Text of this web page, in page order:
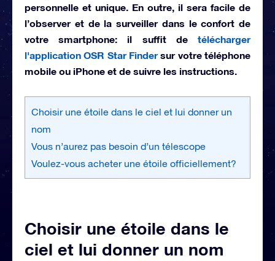
personnelle et unique. En outre, il sera facile de
l’observer et de la surveiller dans le confort de
votre smartphone: il suffit de télécharger
l'application OSR Star Findersur votre téléphone
mobile ou iPhone et de suivre les instructions.
Choisir une étoile dans le ciel et lui donner un
nom
Vous n’aurez pas besoin d’un télescope
Voulez-vous acheter une étoile officiellement?
Choisir une étoile dans le
ciel et lui donner un nom